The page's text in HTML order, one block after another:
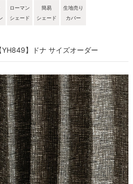
ローマン
シェード
簡易
シェード
生地売り
カバー
】ドナ サイズオーダー